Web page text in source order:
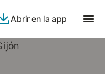
Abrir en la app